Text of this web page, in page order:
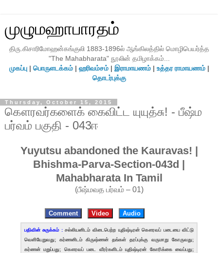
முழுமஹாபாரதம்
திரு.கிசாரிமோஹன்கங்குலி 1883-1896ல் ஆங்கிலத்தில் மொழிபெயர்த்த
"The Mahabharata" நூலின் தமிழாக்கம்...
முகப்பு| பொருளடக்கம்| ஹரிவம்சம்| இராமாயணம்| உத்தர ராமாயணம்|
தொடர்புக்கு
Thursday, October 15, 2015
கௌரவர்களைக் கைவிட்ட யுயுத்சு! - பீஷ்ம
பர்வம் பகுதி - 043ஈ
Yuyutsu abandoned the Kauravas! |
Bhishma-Parva-Section-043d |
Mahabharata In Tamil
(பீஷ்மவத பர்வம் – 01)
Comment Video Audio
பதிவின் சுருக்கம் :சல்லியனிடம் விடைபெற்ற யுதிஷ்டிரன் கௌரவப் படையை விட்டு
வெளியேறுவது; கர்ணனிடம் கிருஷ்ணன் தங்கள் தரப்புக்கு வருமாறு கோருவது;
கர்ணன் மறுப்பது; கௌரவப் படை வீரர்களிடம் யுதிஷ்டிரன் கோரிக்கை வைப்பது;